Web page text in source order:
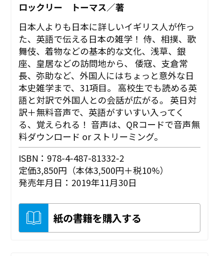
ロックリー トーマス／著
日本人よりも日本に詳しいイギリス人が作っ
た、英語で伝える日本の雑学！ 侍、相撲、歌
舞伎、着物などの基本的な文化、浅草、銀
座、皇居などの訪問地から、 倭寇、支倉常
長、弥助など、外国人にはちょっと意外な日
本史雑学まで、31項目。 高校生でも読める英
語と対訳で外国人との会話が広がる。 英日対
訳＋無料音声で、英語がすいすい入ってく
る、覚えられる！ 音声は、QRコードで音声無
料ダウンロード or ストリーミング。
ISBN：978-4-487-81332-2
定価3,850円（本体3,500円＋税10%）
発売年月日：2019年11月30日
紙の書籍を購入する